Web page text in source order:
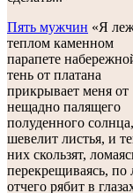
Пять мужчин «Я
теплом каменном
парапете
тень от платана
прикрывает меня от
нещадно палящего
полуденного
шевелит листья, и
них скользят,
перекрещиваясь, по
отчего рябит в